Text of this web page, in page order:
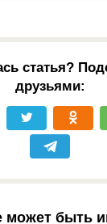
статья?
друзьями:
может быть